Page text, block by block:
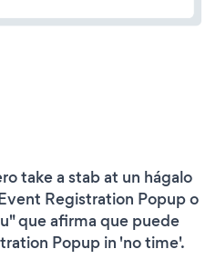
take a stab at un hágalo
Registration Popup o
que afirma que puede
Popup in 'no time'.